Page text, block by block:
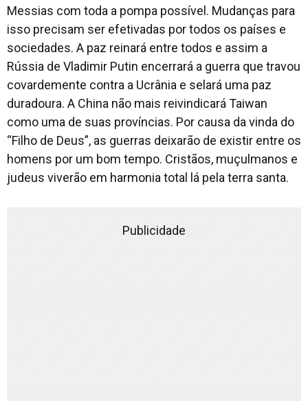
Messias com toda a pompa possível. Mudanças para
isso precisam ser efetivadas por todos os países e
sociedades. A paz reinará entre todos e assim a
Rússia de Vladimir Putin encerrará a guerra que travou
covardemente contra a Ucrânia e selará uma paz
duradoura. A China não mais reivindicará Taiwan
como uma de suas províncias. Por causa da vinda do
“Filho de Deus”, as guerras deixarão de existir entre os
homens por um bom tempo. Cristãos, muçulmanos e
judeus viverão em harmonia total lá pela terra santa.
Publicidade